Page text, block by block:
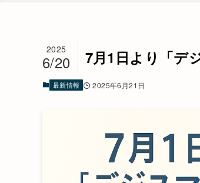
7月1日より「デ
2025
6/20
最新情報 2025年6月21日